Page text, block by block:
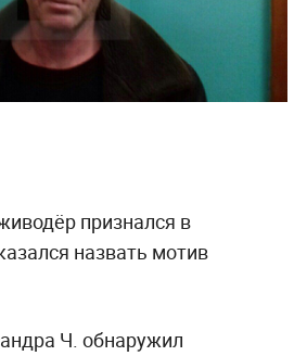
признался в
назвать мотив
Ч. обнаружил